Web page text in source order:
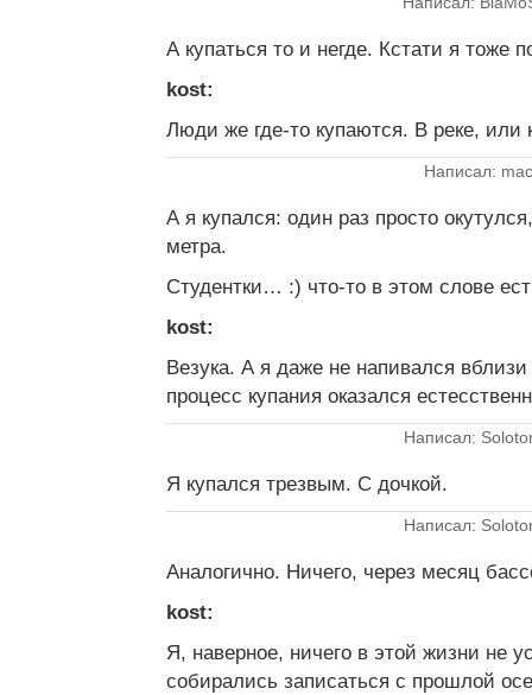
А купаться то и негде. Кстати я тоже
kost:
Люди же где-то купаются. В реке, или
Написал:
А я купался: один раз просто
метра.
Студентки… :) что-то в этом слове
kost:
Везука. А я даже не напивался
процесс купания оказался
Написал:
Я купался трезвым. С дочкой.
Написал:
Аналогично. Ничего, через месяц
kost:
Я, наверное, ничего в этой жизни не
собирались записаться с прошлой